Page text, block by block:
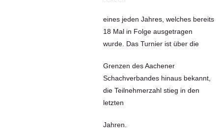
eines jeden Jahres, welches bereits
18 Mal in Folge ausgetragen
wurde. Das Turnier ist über die
Grenzen des Aachener
Schachverbandes hinaus bekannt,
die Teilnehmerzahl stieg in den
letzten
Jahren.